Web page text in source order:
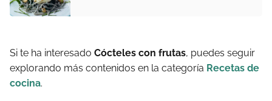
Si te ha interesado Cócteles con frutas, puedes seguir
explorando más contenidos en la categoría Recetas de
cocina.